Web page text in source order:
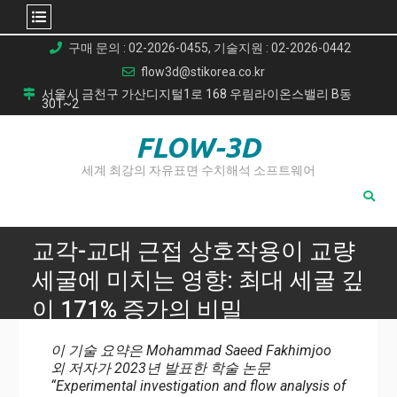
content
구매 문의 : 02-2026-0455, 기술지원 : 02-2026-0442
flow3d@stikorea.co.kr
서울시 금천구 가산디지털1로 168 우림라이온스밸리 B동
301~2
FLOW-3D
세계 최강의 자유표면 수치해석 소프트웨어
교각-교대 근접 상호작용이 교량
세굴에 미치는 영향: 최대 세굴 깊
이 171% 증가의 비밀
교각-교대 근접 상호작용이 교량 세굴에 미치는 영향: 최대 세
굴 깊이 171% 증가의 비밀
이 기술 요약은 Mohammad Saeed Fakhimjoo
외 저자가 2023년 발표한 학술 논문
“Experimental investigation and flow analysis of